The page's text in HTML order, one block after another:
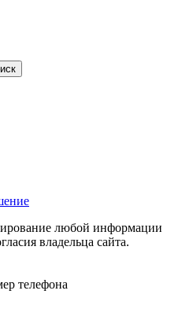
любой информации
владельца сайта.
телефона